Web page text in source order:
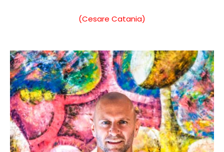
(Cesare Catania)